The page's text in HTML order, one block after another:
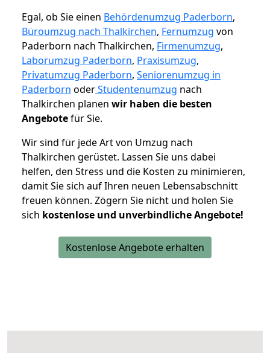
Egal, ob Sie einen Behördenumzug Paderborn,
Büroumzug nach Thalkirchen, Fernumzug von
Paderborn nach Thalkirchen, Firmenumzug,
Laborumzug Paderborn, Praxisumzug,
Privatumzug Paderborn, Seniorenumzug in
Paderborn oderStudentenumzug nach
Thalkirchen planen wir haben die besten
Angebotefür Sie.
Wir sind für jede Art von Umzug nach
Thalkirchen gerüstet. Lassen Sie uns dabei
helfen, den Stress und die Kosten zu minimieren,
damit Sie sich auf Ihren neuen Lebensabschnitt
freuen können. Zögern Sie nicht und holen Sie
sich kostenlose und unverbindliche Angebote!
Kostenlose Angebote erhalten